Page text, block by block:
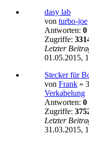
dasy lab
von turbo-joe
Antworten: 0
Zugriffe:
Letzter
01.05.2015,
Stecker für
von Frank »
Verkabelung
Antworten: 0
Zugriffe:
Letzter
31.03.2015,